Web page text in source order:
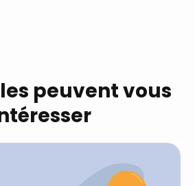
peuvent vous